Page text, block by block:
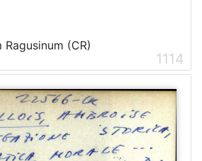
(CR)
1114